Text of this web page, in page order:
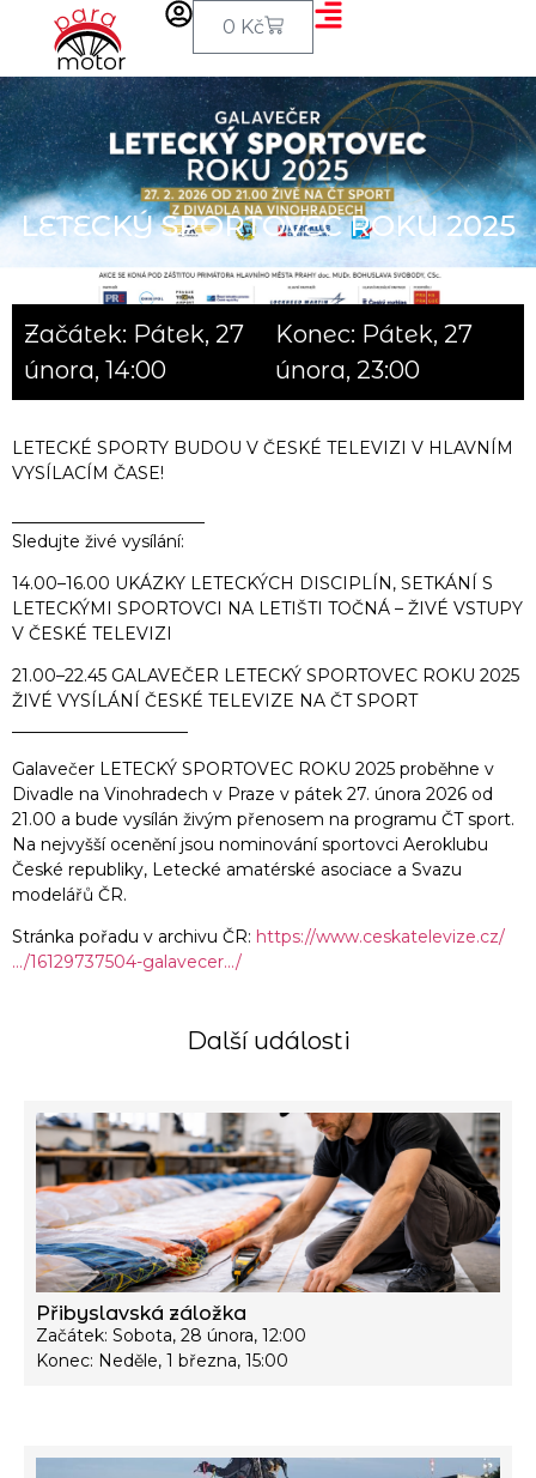
0 Kč
LETECKÝ SPORTOVEC ROKU 2025
Začátek: Pátek, 27
února, 14:00
Konec: Pátek, 27
února, 23:00
LETECKÉ SPORTY BUDOU V ČESKÉ TELEVIZI V HLAVNÍM
VYSÍLACÍM ČASE!
Sledujte živé vysílání:
14.00–16.00 UKÁZKY LETECKÝCH DISCIPLÍN, SETKÁNÍ S
LETECKÝMI SPORTOVCI NA LETIŠTI TOČNÁ – ŽIVÉ VSTUPY
V ČESKÉ TELEVIZI
21.00–22.45 GALAVEČER LETECKÝ SPORTOVEC ROKU 2025
ŽIVÉ VYSÍLÁNÍ ČESKÉ TELEVIZE NA ČT SPORT
Galavečer LETECKÝ SPORTOVEC ROKU 2025 proběhne v
Divadle na Vinohradech v Praze v pátek 27. února 2026 od
21.00 a bude vysílán živým přenosem na programu ČT sport.
Na nejvyšší ocenění jsou nominování sportovci Aeroklubu
České republiky, Letecké amatérské asociace a Svazu
modelářů ČR.
Stránka pořadu v archivu ČR: https://www.ceskatelevize.cz/
…/16129737504-galavecer…/
Další události
Přibyslavská záložka
Začátek: Sobota, 28 února, 12:00
Konec: Neděle, 1 března, 15:00